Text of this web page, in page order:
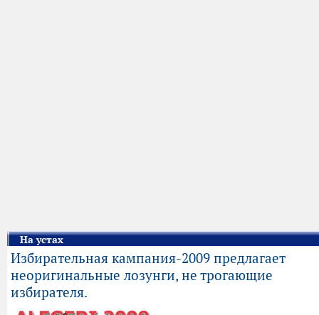
На устах
Избирательная кампания-2009 предлагает
неоригинальные лозунги, не трогающие
избирателя.